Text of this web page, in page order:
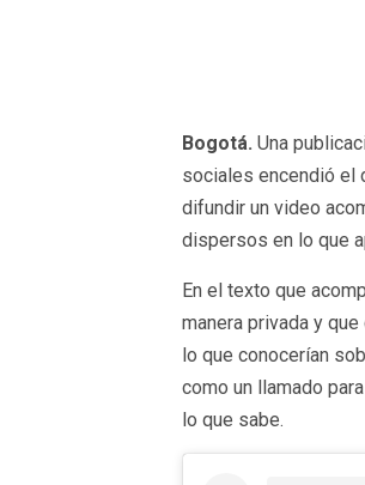
Bogotá. Una
sociales encendió el
difundir un video
dispersos en lo que
En el texto que
manera privada y
lo que conocerían
como un llamado
lo que sabe.